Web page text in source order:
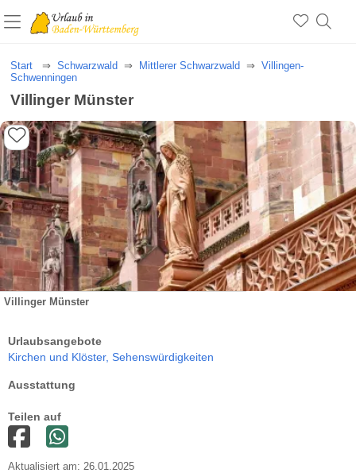
Start Schwarzwald Mittlerer Schwarzwald
Villingen-
Schwenningen
Villinger Münster
Villinger Münster
Urlaubsangebote
Kirchen und Klöster, Sehenswürdigkeiten
Ausstattung
Teilen auf
Aktualisiert am: 26.01.2025